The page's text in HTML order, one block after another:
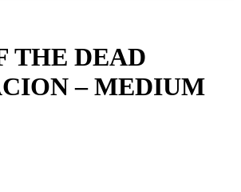
THE DEAD
– MEDIUM